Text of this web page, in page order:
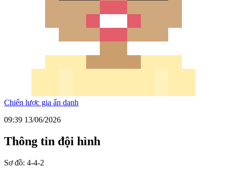
Chiến lược gia ẩn danh
09:39 13/06/2026
Thông tin đội hình
Sơ đồ: 4-4-2